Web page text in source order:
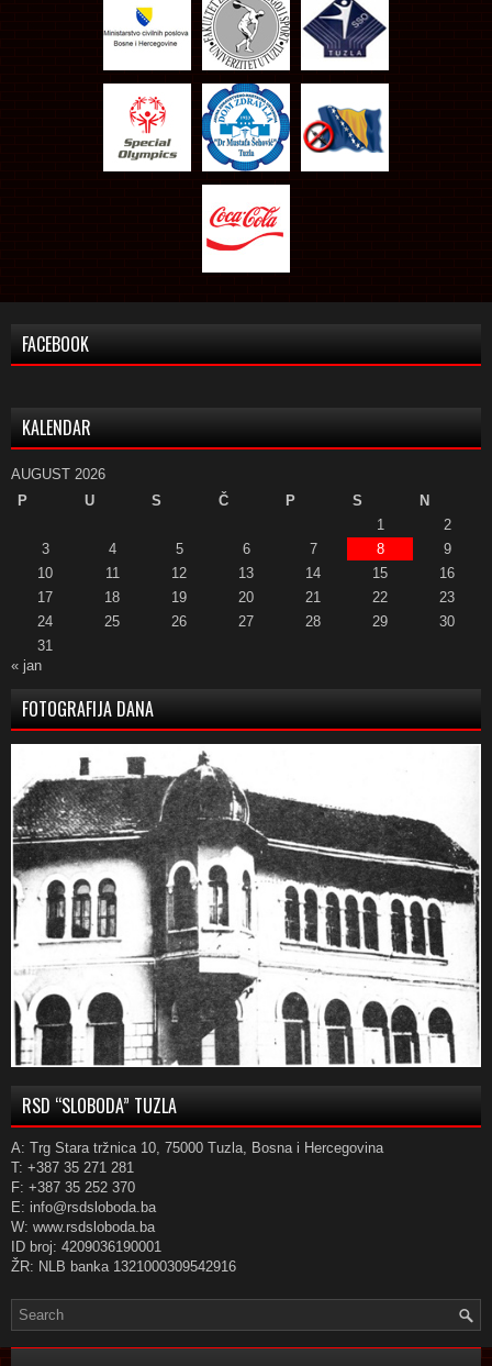
FACEBOOK
KALENDAR
AUGUST 2026
P
U S Č P S
N
1
2
3
4 5 6 7 8
9
10
11 12 13 14 15
16
17
18 19 20 21 22
23
24
25 26 27 28 29
30
31
« jan
FOTOGRAFIJA DANA
RSD “SLOBODA” TUZLA
A: Trg Stara tržnica 10, 75000 Tuzla, Bosna i Hercegovina
T: +387 35 271 281
F: +387 35 252 370
E: info@rsdsloboda.ba
W: www.rsdsloboda.ba
ID broj: 4209036190001
ŽR: NLB banka 1321000309542916